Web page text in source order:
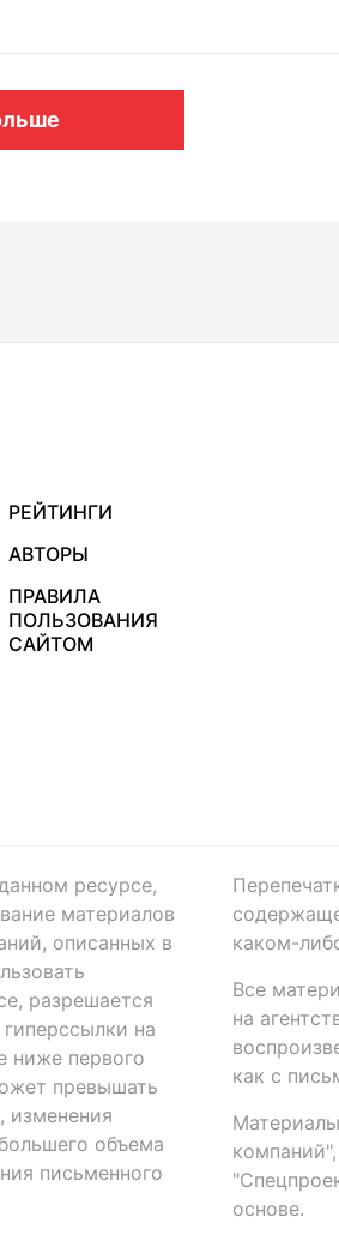
РЕЙТИНГИ
АВТОРЫ
ПРАВИЛА
ПОЛЬЗОВАНИЯ
САЙТОМ
ресурсе,
материалов
описанных в
разрешается
на
ниже первого
превышать
изменения
объема
письменного
каком-
Все
на
как с
основе.